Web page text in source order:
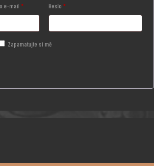
e-mail * Heslo*
Zapamatujte si mě